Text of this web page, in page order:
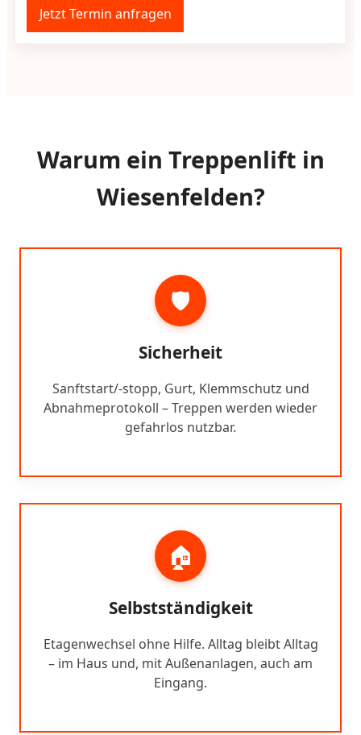
Jetzt Termin anfragen
Warum ein Treppenlift in
Wiesenfelden?
🛡️
Sicherheit
Sanftstart/-stopp, Gurt, Klemmschutz und
Abnahmeprotokoll – Treppen werden wieder
gefahrlos nutzbar.
🏠
Selbstständigkeit
Etagenwechsel ohne Hilfe. Alltag bleibt Alltag
– im Haus und, mit Außenanlagen, auch am
Eingang.